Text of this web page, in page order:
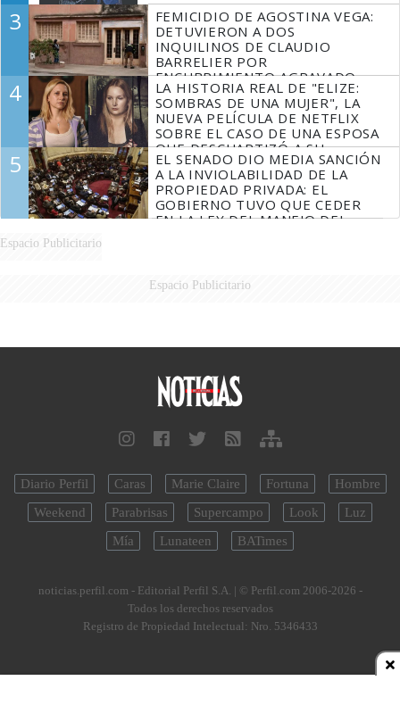
3
FEMICIDIO DE AGOSTINA VEGA:
DETUVIERON A DOS
INQUILINOS DE CLAUDIO
BARRELIER POR
ENCUBRIMIENTO AGRAVADO
4
LA HISTORIA REAL DE "ELIZE:
SOMBRAS DE UNA MUJER", LA
NUEVA PELÍCULA DE NETFLIX
SOBRE EL CASO DE UNA ESPOSA
QUE DESCUARTIZÓ A SU
MARIDO
5
EL SENADO DIO MEDIA SANCIÓN
A LA INVIOLABILIDAD DE LA
PROPIEDAD PRIVADA: EL
GOBIERNO TUVO QUE CEDER
EN LA LEY DEL MANEJO DEL
Espacio Publicitario
Espacio Publicitario
Diario Perfil Caras Marie Claire Fortuna
Hombre
Weekend
Parabrisas Supercampo Look
Luz
Mía
Lunateen BATimes
noticias.perfil.com - Editorial Perfil S.A. | © Perfil.com 2006-2026 -
Todos los derechos reservados
Registro de Propiedad Intelectual: Nro. 5346433